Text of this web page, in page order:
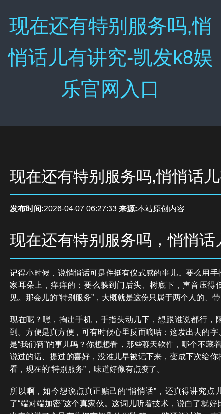
现在还有特别服务吗,悄
悄话儿有讲究-凯发k8娱
乐官网入口
现在还有特别服务吗,悄悄话
发布时间:2026-04-07 06:27:33 来源:本站原创内容
现在还有特别服务吗，悄悄话
记得小时候，说悄悄话可是件挺有仪式感的事儿。要么用
家耳朵上，痒痒的；要么躲到门后头、树底下，声音压得
见。那会儿的“特别服务”，大概就是这份只属于两个人的、
现在呢？嘿，掏出手机，手指头动几下，想跟谁说都行，
到。方便是真方便，可有时候心里反而嘀咕：这发出去的
是“我们俩”的事儿吗？你想想看，那些聊天软件，哪个不藏
说过的话、提过的喜好，没准儿早被记下来，变成下次给
看，现在的“特别服务”，味道好像有点变了。
所以啊，如今想说点真正贴己的“悄悄话”，还真得讲究点
了“端对端加密”这个真家伙。这词儿听着技术，说白了就